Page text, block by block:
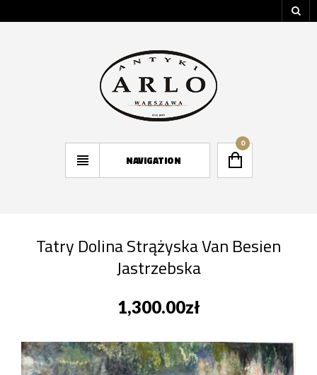
NAVIGATION
0
Tatry Dolina Strążyska Van Besien
Jastrzebska
1,300.00zł